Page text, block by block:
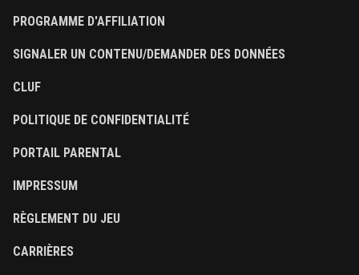
PROGRAMME D'AFFILIATION
SIGNALER UN CONTENU/DEMANDER DES DONNÉES
CLUF
POLITIQUE DE CONFIDENTIALITÉ
PORTAIL PARENTAL
IMPRESSUM
RÈGLEMENT DU JEU
CARRIÈRES